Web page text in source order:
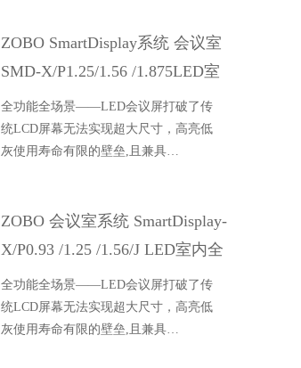
ZOBO SmartDisplay系统 会议室
SMD-X/P1.25/1.56 /1.875LED室
内全彩屏
全功能全场景——LED会议屏打破了传
统LCD屏幕无法实现超大尺寸，高亮低
灰使用寿命有限的壁垒,且兼具…
ZOBO 会议室系统 SmartDisplay-
X/P0.93 /1.25 /1.56/J LED室内全
彩屏
全功能全场景——LED会议屏打破了传
统LCD屏幕无法实现超大尺寸，高亮低
灰使用寿命有限的壁垒,且兼具…